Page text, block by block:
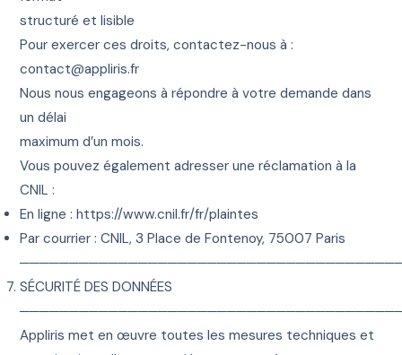
structuré et lisible
Pour exercer ces droits, contactez-nous à :
contact@appliris.fr
Nous nous engageons à répondre à votre demande dans
un délai
maximum d’un mois.
Vous pouvez également adresser une réclamation à la
CNIL :
En ligne :https://www.cnil.fr/fr/plaintes
Par courrier : CNIL, 3 Place de Fontenoy, 75007 Paris
SÉCURITÉ DES DONNÉES
Appliris met en œuvre toutes les mesures techniques et